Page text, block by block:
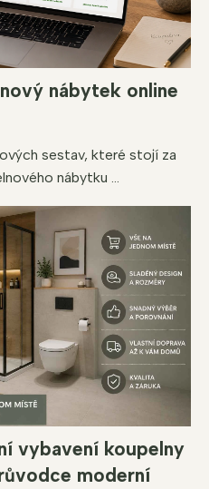
nábytek online
sestav, které stojí za
nábytku ...
vybavení koupelny
moderní